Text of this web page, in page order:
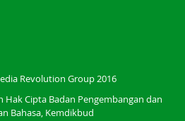
Revolution Group 2016
Hak Cipta Badan Pengembangan dan
Bahasa, Kemdikbud